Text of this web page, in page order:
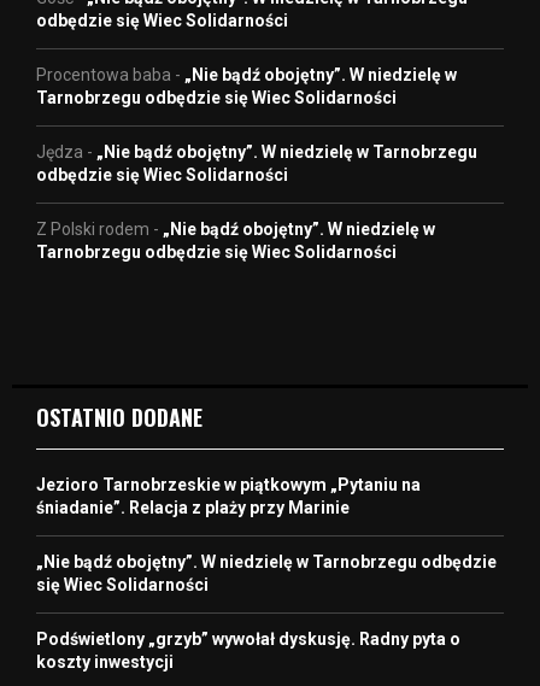
odbędzie się Wiec Solidarności
Procentowa baba - „Nie bądź obojętny”. W niedzielę w
Tarnobrzegu odbędzie się Wiec Solidarności
Jędza - „Nie bądź obojętny”. W niedzielę w Tarnobrzegu
odbędzie się Wiec Solidarności
Z Polski rodem - „Nie bądź obojętny”. W niedzielę w
Tarnobrzegu odbędzie się Wiec Solidarności
OSTATNIO DODANE
Jezioro Tarnobrzeskie w piątkowym „Pytaniu na
śniadanie”. Relacja z plaży przy Marinie
„Nie bądź obojętny”. W niedzielę w Tarnobrzegu odbędzie
się Wiec Solidarności
Podświetlony „grzyb” wywołał dyskusję. Radny pyta o
koszty inwestycji